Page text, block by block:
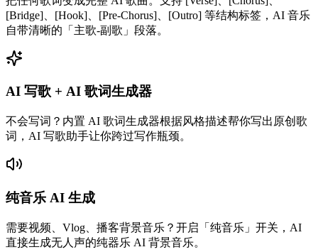
[Bridge]、[Hook]、[Pre-Chorus]、[Outro] 等结构标签，AI 音乐
自带清晰的「主歌-副歌」段落。
AI 写歌 + AI 歌词生成器
不会写词？内置 AI 歌词生成器根据风格描述帮你写出原创歌
词，AI 写歌助手让你跨过写作瓶颈。
纯音乐 AI 生成
需要视频、Vlog、播客背景音乐？开启「纯音乐」开关，AI
直接生成无人声的纯器乐 AI 背景音乐。